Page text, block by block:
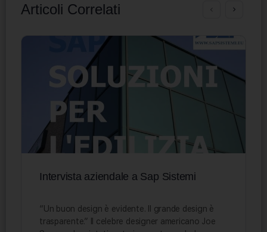
Articoli Correlati
Intervista aziendale a Sap Sistemi
“Un buon design è evidente. Il grande design è
trasparente.” Il celebre designer americano Joe